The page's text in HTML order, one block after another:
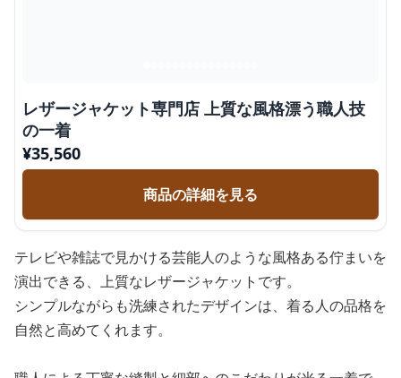
レザージャケット専門店 上質な風格漂う職人技
の一着
¥35,560
商品の詳細を見る
テレビや雑誌で見かける芸能人のような風格ある佇まいを
演出できる、上質なレザージャケットです。
シンプルながらも洗練されたデザインは、着る人の品格を
自然と高めてくれます。